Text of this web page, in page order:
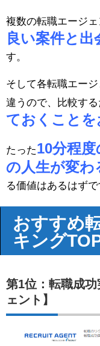
複数の転職エージェ
良い案件と
す。
そして各転職エー
違うので、比較す
ておくこと
たった10分程
の人生が変わ
る価値はあるはずで
おすすめ
キング
第1位：転職成
ェント】